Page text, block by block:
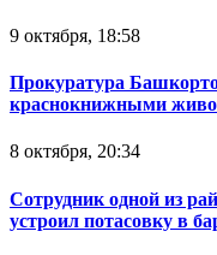
9 октября, 18:58
Прокуратура
краснокнижными
8 октября, 20:34
Сотрудник одной из
устроил потасовку в